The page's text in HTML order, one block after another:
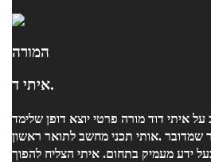
המורה
איתי ד.
אותי תכני מחשב לתואר ראשון. ‎מהרגע הראשון היה ברור שמדובר
ידע מעמיק בתחום. איתי הצליח להפוך